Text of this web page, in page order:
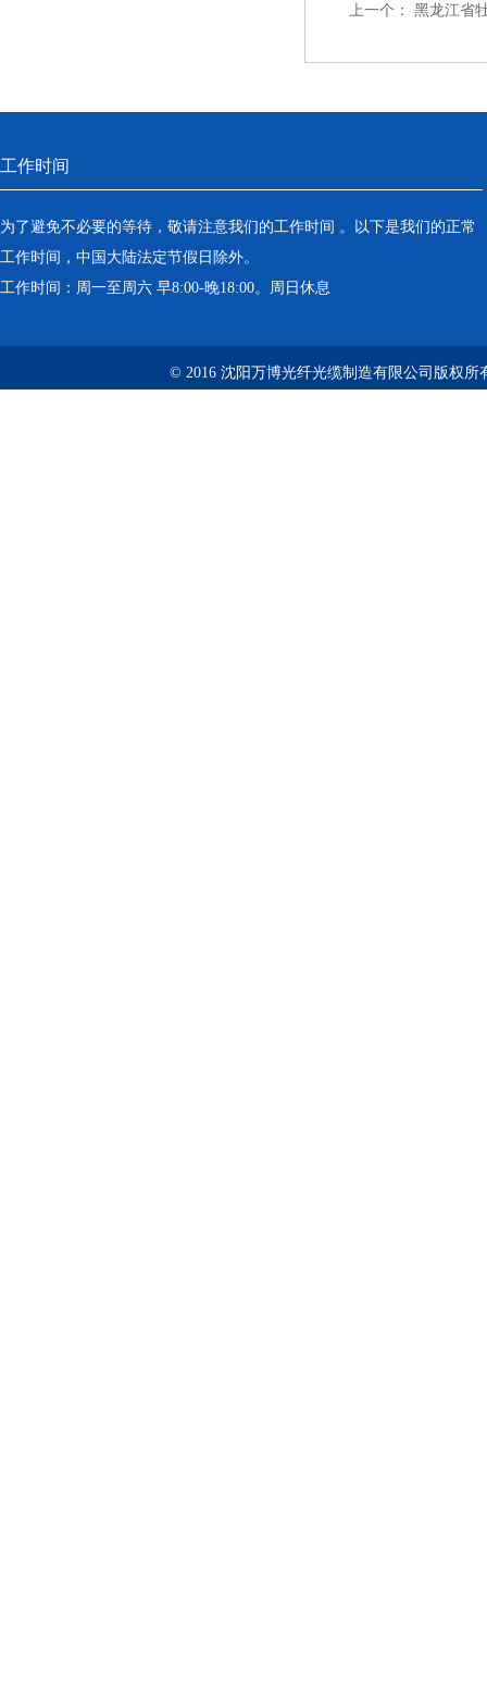
上一个： 黑龙江省
工作时间
为了避免不必要的等待，敬请注意我们的工作时间 。以下是我们的正常
工作时间，中国大陆法定节假日除外。
工作时间：周一至周六 早8:00-晚18:00。周日休息
© 2016 沈阳万博光纤光缆制造有限公司版权所